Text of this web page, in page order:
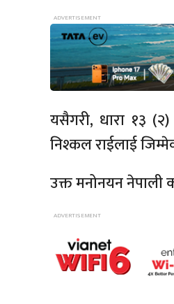
यसैगरी, धारा १३
निश्कल राईलाई
उक्त मनोनयन नेपाली